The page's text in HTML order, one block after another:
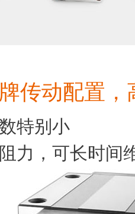
传动配置，
特别小
力，可长时间